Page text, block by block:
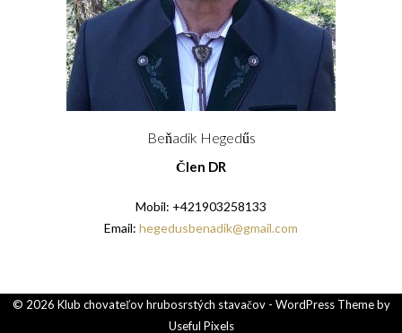
Beňadik Hegedűs
Člen DR
Mobil: +421903258133
Email: hegedusbenadik@gmail.com
© 2026 Klub chovateľov hrubosrstých stavačov - WordPress Theme by
Useful Pixels